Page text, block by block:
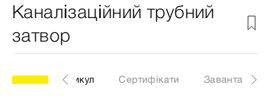
Каналізаційний трубний
затвор
Артикул Сертифікати